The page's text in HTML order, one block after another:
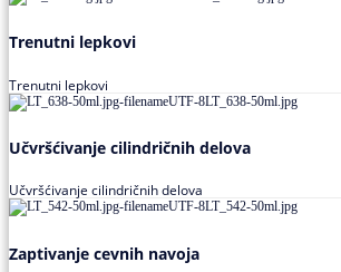
Trenutni lepkovi
Trenutni lepkovi
Učvršćivanje cilindričnih delova
Učvršćivanje cilindričnih delova
Zaptivanje cevnih navoja